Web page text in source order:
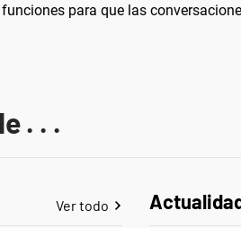
para que las
. . .
Ver todo